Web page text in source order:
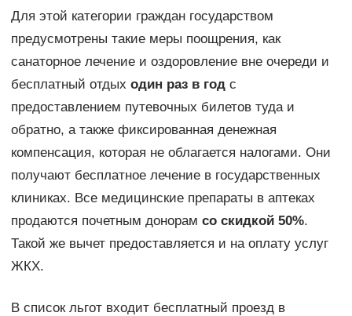
Для этой категории граждан государством
предусмотрены такие меры поощрения, как
санаторное лечение и оздоровление вне очереди и
бесплатный отдых один раз в годс
предоставлением путевочных билетов туда и
обратно, а также фиксированная денежная
компенсация, которая не облагается налогами. Они
получают бесплатное лечение в государственных
клиниках. Все медицинские препараты в аптеках
продаются почетным донорам со скидкой 50%.
Такой же вычет предоставляется и на оплату услуг
ЖКХ.
В список льгот входит бесплатный проезд в